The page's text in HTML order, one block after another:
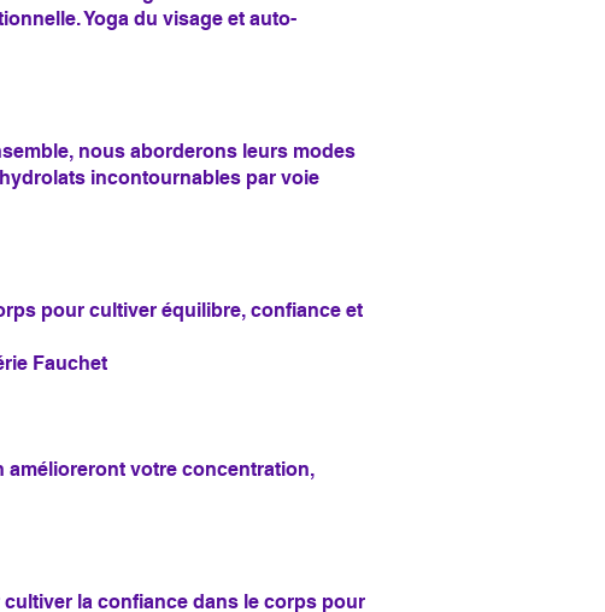
Yoga du visage et auto-
nous aborderons leurs modes
incontournables par voie
pour cultiver équilibre, confiance et
Fauchet
amélioreront votre concentration,
la confiance dans le corps pour